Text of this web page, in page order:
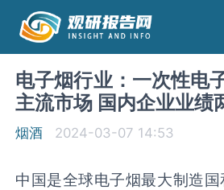
电子烟行业：一次性电
主流市场 国内企业业绩
烟酒 2024-03-07 14:53
中国是全球电子烟最大制造